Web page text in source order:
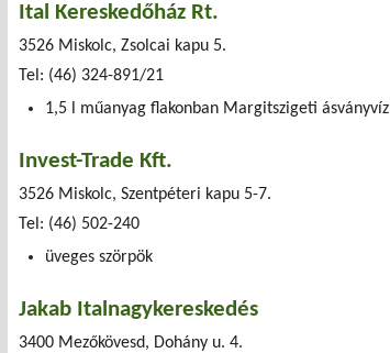
Ital Kereskedőház Rt.
3526 Miskolc, Zsolcai kapu 5.
Tel: (46) 324-891/21
1,5 l műanyag flakonban Margitszigeti ásványvíz
Invest-Trade Kft.
3526 Miskolc, Szentpéteri kapu 5-7.
Tel: (46) 502-240
üveges szörpök
Jakab Italnagykereskedés
3400 Mezőkövesd, Dohány u. 4.